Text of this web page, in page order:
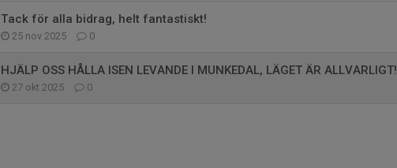
Tack för alla bidrag, helt fantastiskt!
25 nov 2025 0
HJÄLP OSS HÅLLA ISEN LEVANDE I MUNKEDAL, LÄGET ÄR ALLVARLIGT!
27 okt 2025 0